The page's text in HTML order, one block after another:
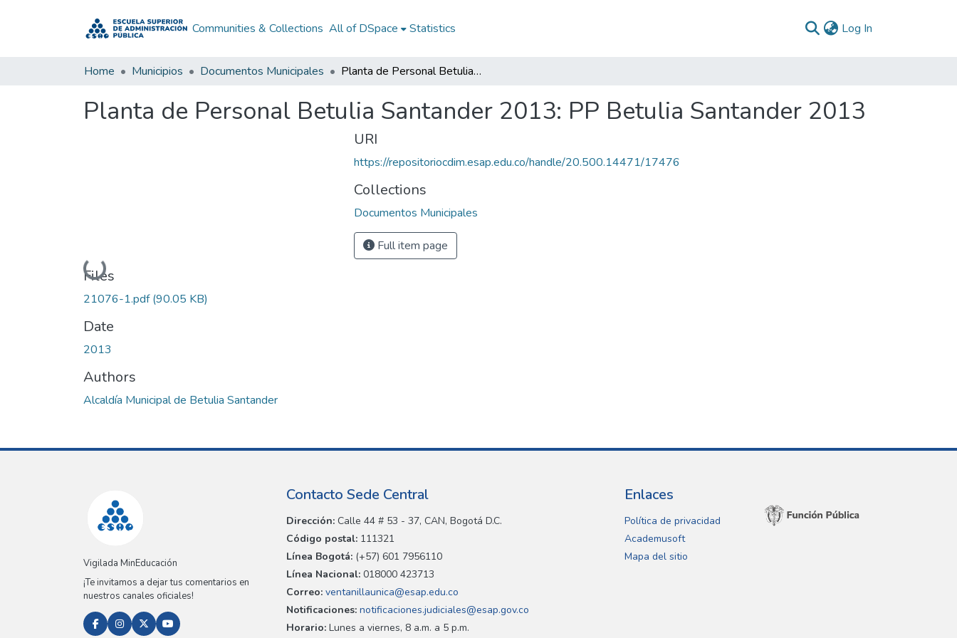
Communities & Collections All of DSpace Statistics Log In
Home Municipios Documentos Municipales Planta de Personal Betulia Santander 2013: PP Betulia Santander 2013
Planta de Personal Betulia Santander 2013: PP Betulia Santander 2013
Loading...
Files
21076-1.pdf(90.05 KB)
Date
2013
Authors
Alcaldía Municipal de Betulia Santander
URI
https://repositoriocdim.esap.edu.co/handle/20.500.14471/17476
Collections
Documentos Municipales
Full item page
Vigilada MinEducación
¡Te invitamos a dejar tus comentarios en
nuestros canales oficiales!
Contacto Sede Central
Dirección: Calle 44 # 53 - 37, CAN, Bogotá D.C.
Código postal: 111321
Línea Bogotá: (+57) 601 7956110
Línea Nacional: 018000 423713
Correo: ventanillaunica@esap.edu.co
Notificaciones: notificaciones.judiciales@esap.gov.co
Horario: Lunes a viernes, 8 a.m. a 5 p.m.
Enlaces
Política de privacidad
Academusoft
Mapa del sitio